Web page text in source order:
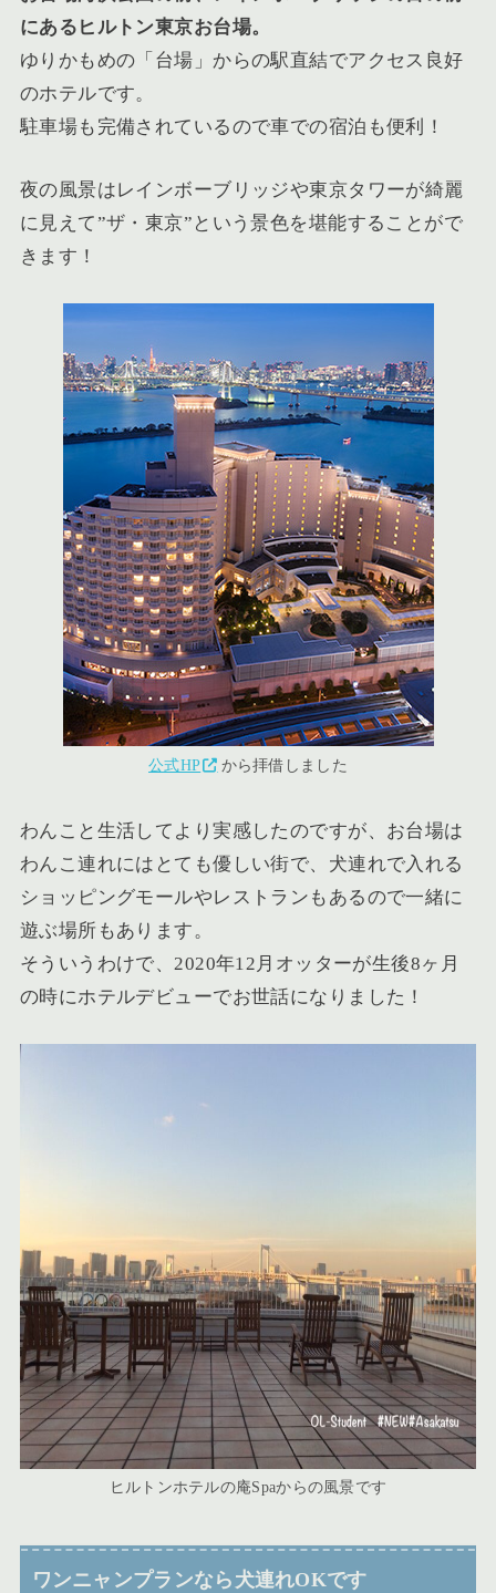
にあるヒルトン東京お台場。
ゆりかもめの「台場」からの駅直結でアクセス良好
のホテルです。
駐車場も完備されているので車での宿泊も便利！
夜の風景はレインボーブリッジや東京タワーが綺麗
に見えて”ザ・東京”という景色を堪能することがで
きます！
公式HP から拝借しました
わんこと生活してより実感したのですが、お台場は
わんこ連れにはとても優しい街で、犬連れで入れる
ショッピングモールやレストランもあるので一緒に
遊ぶ場所もあります。
そういうわけで、2020年12月オッターが生後8ヶ月
の時にホテルデビューでお世話になりました！
ヒルトンホテルの庵Spaからの風景です
ワンニャンプランなら犬連れOKです